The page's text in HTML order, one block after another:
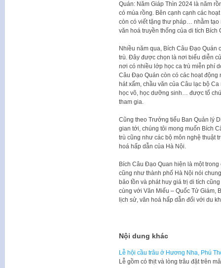
Quán: Năm Giáp Thìn 2024 là năm
có múa rồng. Bên cạnh cạnh các
còn có viết tặng thư pháp… nhằm tạo
văn hoá truyền thống của di tích
Nhiều năm qua, Bích Câu Đạo Quán
trù. Đây được chọn là nơi biểu diễn
nơi có nhiều lớp học ca trù miễn phí
Câu Đạo Quán còn có các hoạt
hát xẩm, chầu văn của Câu lạc bộ
học võ, học dưỡng sinh… được tổ
tham gia.
Cũng theo Trưởng tiểu Ban Quản lý
gian tới, chúng tôi mong muốn Bích
trù cũng như các bộ môn nghệ thuật
hoá hấp dẫn của Hà Nội.
Bích Câu Đạo Quan hiện là một
cũng như thành phố Hà Nội nói
bảo tồn và phát huy giá trị di tích
cùng với Văn Miếu – Quốc Tử Giám,
lịch sử, văn hoá hấp dẫn đối với du
Nội dung khác
Lễ hội cầu trâu ở Hương Nha, Phú
Lễ gồm có thịt và lòng trâu đặt trên